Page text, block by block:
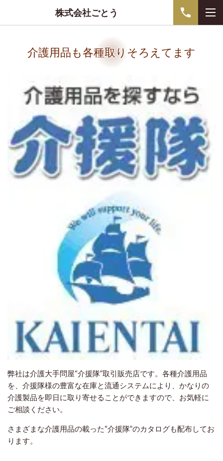
株式会社ごとう
介護用品も各種取りそろえてます
弊社は介護大手問屋“介援隊”取引販売店です。 各種介護用品
を、介援隊様の豊富な在庫と流通システムにより、かなりの
介護製品を即日に取り寄せることができますので、お気軽に
ご相談ください。
さまざまな介護用品の載った“介援隊”のカタログも配布してお
ります。